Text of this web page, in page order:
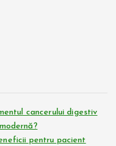
cancerului digestiv
pentru pacient